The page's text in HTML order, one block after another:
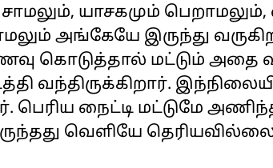
யாசகமும் பெறாமலும்,
அங்கேயே இருந்து
கொடுத்தால் மட்டும் அதை
வந்திருக்கிறார்.
பெரிய நைட்டி மட்டுமே
வெளியே